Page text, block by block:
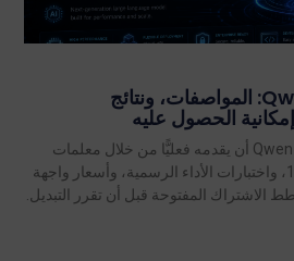
مراجعة Qwen 3.8 Max: المواصفات، ونتائج
الحصول عليه
اكتشف ما يمكن لـ Qwen 3.8 Max أن يقدمه فعليًّا من خلال معلمات
2.4T، ونافذة سياق بحجم 1M، واختبارات الأداء الرسمية، وأسعار واجهة